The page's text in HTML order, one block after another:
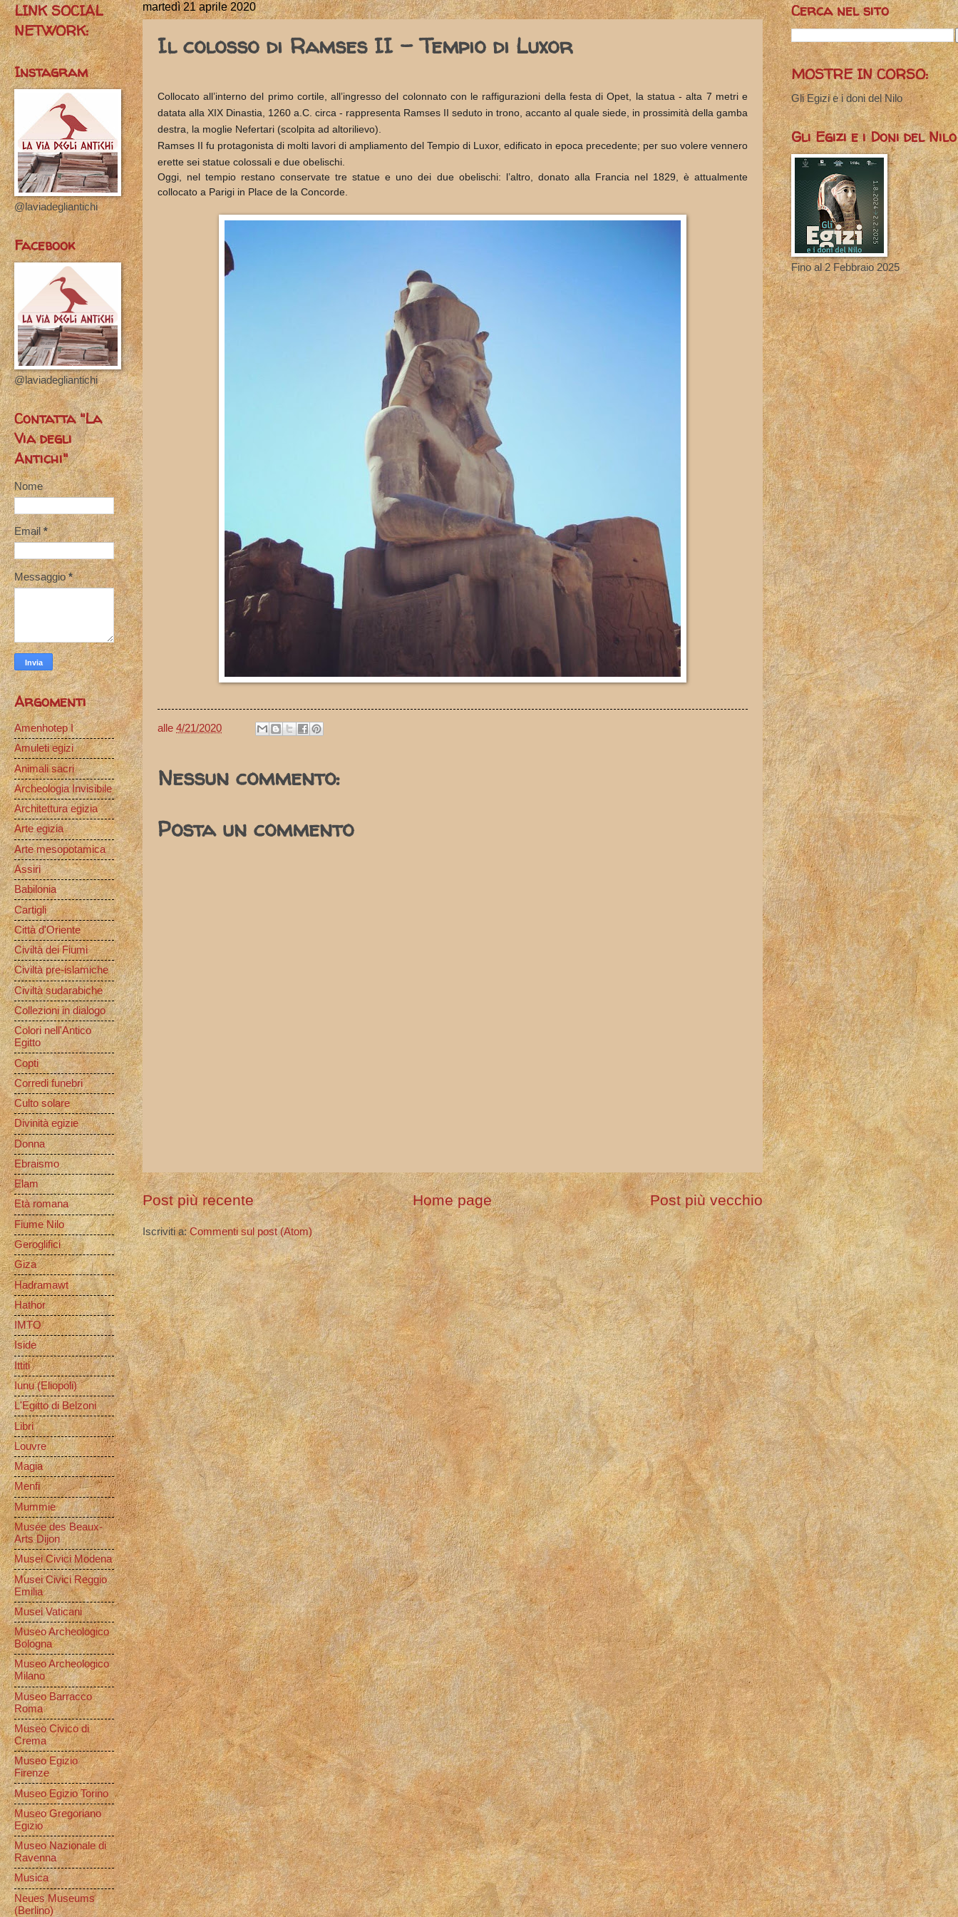
martedì 21 aprile 2020
Il colosso di Ramses II - Tempio di Luxor
Collocato all’interno del primo cortile, all’ingresso del colonnato con le raffigurazioni della festa di Opet, la statua - alta 7 metri e
datata alla XIX Dinastia, 1260 a.C. circa - rappresenta Ramses II seduto in trono, accanto al quale siede, in prossimità della gamba
destra, la moglie Nefertari (scolpita ad altorilievo).
Ramses II fu protagonista di molti lavori di ampliamento del Tempio di Luxor, edificato in epoca precedente; per suo volere vennero
erette sei statue colossali e due obelischi.
Oggi, nel tempio restano conservate tre statue e uno dei due obelischi: l’altro, donato alla Francia nel 1829, è attualmente
collocato a Parigi in Place de la Concorde.
alle 4/21/2020
Nessun commento:
Posta un commento
Post più recente Post più vecchio
Home page
Iscriviti a:Commenti sul post (Atom)
LINK SOCIAL
NETWORK:
Instagram
@laviadegliantichi
Facebook
@laviadegliantichi
Contatta "La
Via degli
Antichi"
Nome
Email*
Messaggio*
Argomenti
Amenhotep I
Amuleti egizi
Animali sacri
Archeologia Invisibile
Architettura egizia
Arte egizia
Arte mesopotamica
Assiri
Babilonia
Cartigli
Città d'Oriente
Civiltà dei Fiumi
Civiltà pre-islamiche
Civiltà sudarabiche
Collezioni in dialogo
Colori nell'Antico
Egitto
Copti
Corredi funebri
Culto solare
Divinità egizie
Donna
Ebraismo
Elam
Età romana
Fiume Nilo
Geroglifici
Giza
Hadramawt
Hathor
IMTO
Iside
Ittiti
Iunu (Eliopoli)
L'Egitto di Belzoni
Libri
Louvre
Magia
Menfi
Mummie
Musée des Beaux-
Arts Dijon
Musei Civici Modena
Musei Civici Reggio
Emilia
Musei Vaticani
Museo Archeologico
Bologna
Museo Archeologico
Milano
Museo Barracco
Roma
Museo Civico di
Crema
Museo Egizio
Firenze
Museo Egizio Torino
Museo Gregoriano
Egizio
Museo Nazionale di
Ravenna
Musica
Neues Museums
(Berlino)
Cerca nel sito
MOSTRE IN CORSO:
Gli Egizi e i doni del Nilo
Gli Egizi e i Doni del Nilo
Fino al 2 Febbraio 2025